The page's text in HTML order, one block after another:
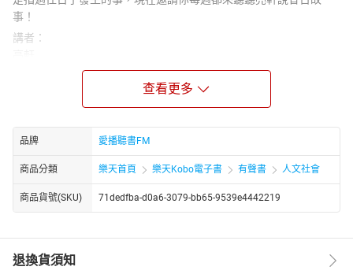
事！
講者：
本名馬國光，是作家也是文學評論家，在抗日戰爭時期出生。擁有
影劇科專業，曾在大學任教多年。
1975年發表了第一本散文集《一個讀書的故事》，1976年因《在時
間裡》獲得中山文藝散文獎。
陶曉清
1965年進入中國廣播公司，次年開始主持熱門音樂節目，推廣校園
流協會，擔任第一、二屆理事長。2000年得到金曲獎的特殊貢獻
獎。2008年七月自電台工作退休，投入帶領讀書會與成長課程。於
(Cancheers)網路電台台長、中華音樂人交流協會常務理事。
查看更多
品牌 愛播聽書FM
商品分類 樂天首頁 樂天Kobo電子書 有聲書 人文社會
商品貨號(SKU) 71dedfba-d0a6-3079-bb65-9539e4442219
退換貨須知